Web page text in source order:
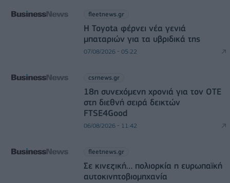
fleetnews.gr
Η Toyota φέρνει νέα γενιά
μπαταριών για τα υβριδικά της
07/08/2026 - 05:22
csrnews.gr
18η συνεχόμενη χρονιά για τον ΟΤΕ
στη διεθνή σειρά δεικτών
FTSE4Good
06/08/2026 - 11:42
fleetnews.gr
Σε κινεζική… πολιορκία η ευρωπαϊκή
αυτοκινητοβιομηχανία